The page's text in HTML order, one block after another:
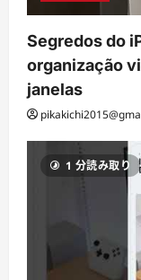
Segredos do
organização
janelas
1 分読み取り